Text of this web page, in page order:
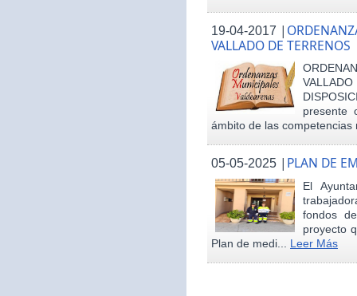
19-04-2017 |
VALLADO DE TERRENOS
presente
ámbito de las
05-05-2025 | PLAN DE
El
fondos
proyecto
Plan de medi... Leer Más